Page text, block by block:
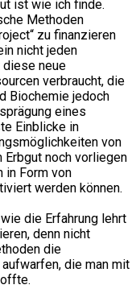
ist wie ich finde.
Methoden
zu finanzieren
nicht jeden
diese neue
verbraucht, die
Biochemie jedoch
eines
Einblicke in
von
Erbgut noch vorliegen
in Form von
werden können.
die Erfahrung lehrt
denn nicht
die
die man mit